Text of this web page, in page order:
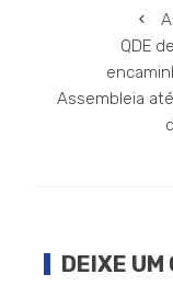
QDE
Assembleia
DEIXE UM